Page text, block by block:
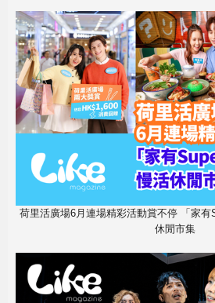
荷里活廣場6月連場精彩活動賞不停 「家
休閒市集